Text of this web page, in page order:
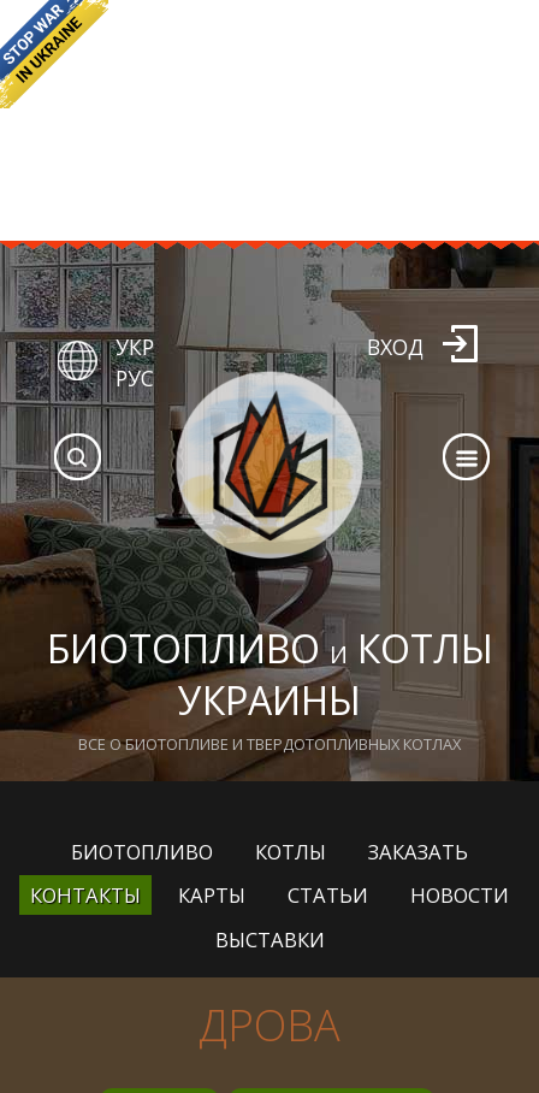
БИОТОПЛИВОИ КОТЛЫ
УКРАИНЫ
ВСЕ О БИОТОПЛИВЕ И ТВЕРДОТОПЛИВНЫХ КОТЛАХ
УКР
РУС
ВХОД
БИОТОПЛИВО КОТЛЫ
ЗАКАЗАТЬ
КОНТАКТЫ
КАРТЫ СТАТЬИ
НОВОСТИ
ВЫСТАВКИ
ДРОВА